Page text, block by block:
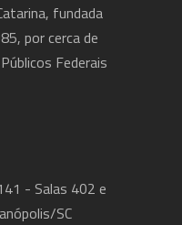
fundada
por cerca de
Federais
- Salas 402 e
SC